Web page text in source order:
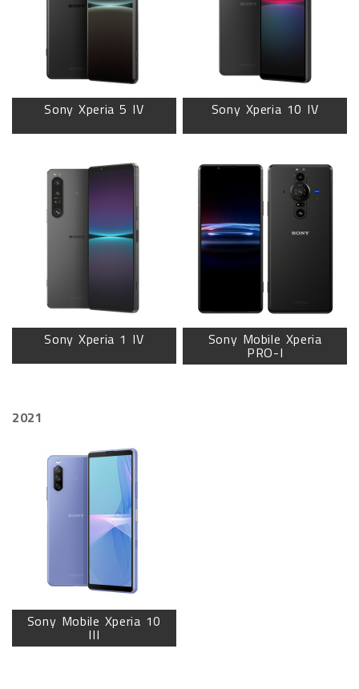
Sony Xperia 5 IV Sony Xperia 10 IV
Sony Xperia 1 IV Sony Mobile Xperia
PRO-I
2021
Sony Mobile Xperia 10
III